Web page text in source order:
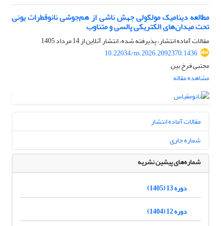
مطالعه دینامیک مولکولی جهش ناشی از هم‌جوشی نانوقطرات یونی
تحت میدان‌های الکتریکی پالسی و متناوب
مقالات آماده انتشار، پذیرفته شده، انتشار آنلاین از14 مرداد 1405
10.22034/ns.2026.2092370.1436
مجتبی فرخ بین
مشاهده مقاله
مقالات آماده انتشار
شماره جاری
شماره‌های پیشین نشریه
دوره 13 (1405)
دوره 12 (1404)